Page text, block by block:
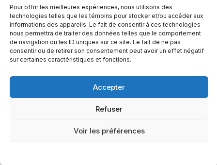
Pour offrir les meilleures expériences, nous utilisons des
technologies telles que les témoins pour stocker et/ou accéder aux
informations des appareils. Le fait de consentir à ces technologies
nous permettra de traiter des données telles que le comportement
de navigation ou les ID uniques sur ce site. Le fait de ne pas
consentir ou de retirer son consentement peut avoir un effet négatif
sur certaines caractéristiques et fonctions.
Accepter
Refuser
Voir les préférences
© Copyright 2026 – Altomédia Inc |
Ce site internet a été conçu et développé par Chameleon Ideas